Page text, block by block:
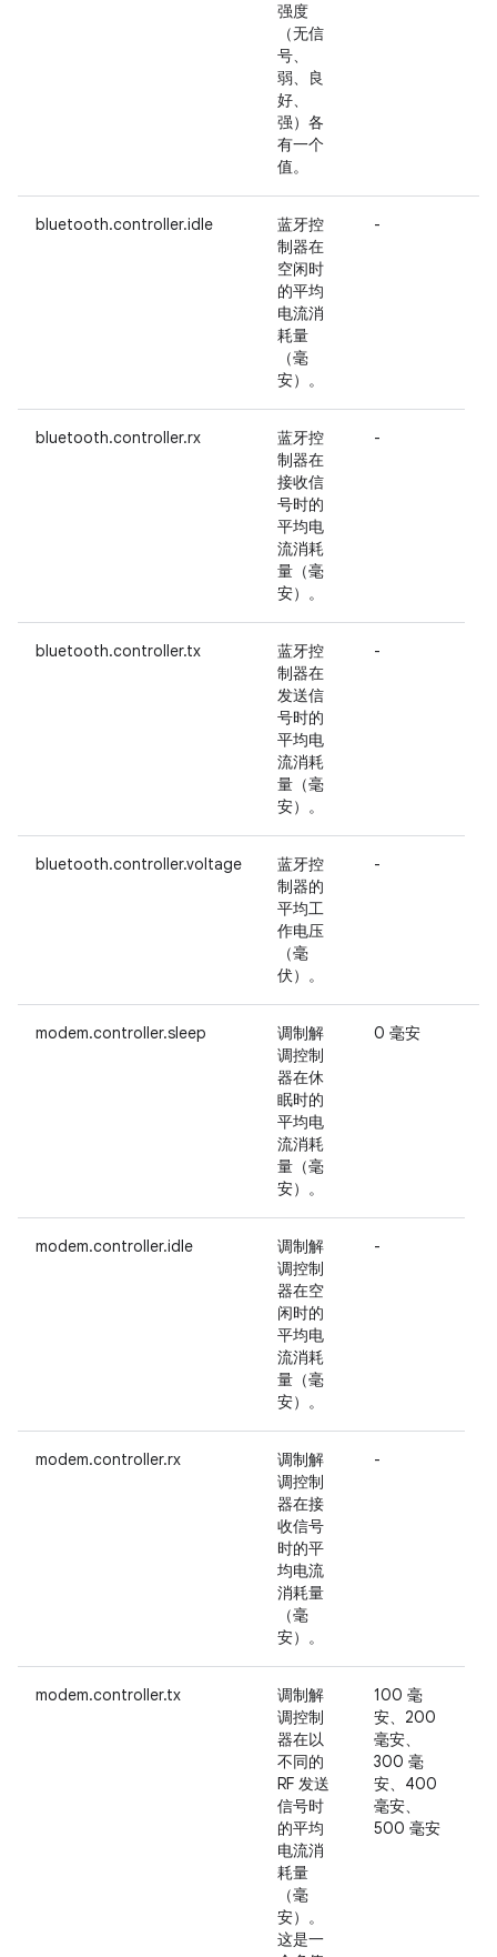
强度
（无信
号、
弱、良
好、
强）各
有一个
值。
bluetooth.controller.idle
蓝牙控
制器在
空闲时
的平均
电流消
耗量
（毫
安）。
-
bluetooth.controller.rx
蓝牙控
制器在
接收信
号时的
平均电
流消耗
量（毫
安）。
-
bluetooth.controller.tx
蓝牙控
制器在
发送信
号时的
平均电
流消耗
量（毫
安）。
-
bluetooth.controller.voltage
蓝牙控
制器的
平均工
作电压
（毫
伏）。
-
modem.controller.sleep
调制解
调控制
器在休
眠时的
平均电
流消耗
量（毫
安）。
0 毫安
modem.controller.idle
调制解
调控制
器在空
闲时的
平均电
流消耗
量（毫
安）。
-
modem.controller.rx
调制解
调控制
器在接
收信号
时的平
均电流
消耗量
（毫
安）。
-
modem.controller.tx
调制解
调控制
器在以
不同的
RF 发送
信号时
的平均
电流消
耗量
（毫
安）。
这是一
100 毫
安、200
毫安、
300 毫
安、400
毫安、
500 毫安